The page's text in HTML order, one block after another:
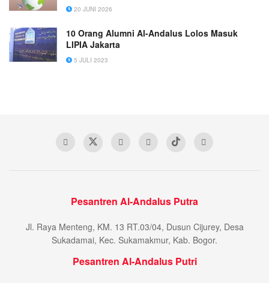
20 JUNI 2026
10 Orang Alumni Al-Andalus Lolos Masuk
LIPIA Jakarta
5 JULI 2023
Pesantren Al-Andalus Putra
Jl. Raya Menteng, KM. 13 RT.03/04, Dusun Cijurey, Desa
Sukadamai, Kec. Sukamakmur, Kab. Bogor.
Pesantren Al-Andalus Putri